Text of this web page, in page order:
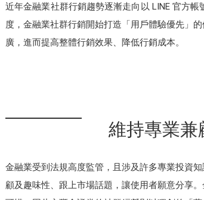
近年金融業社群行銷趨勢逐漸走向以 LINE 官方
度，金融業社群行銷開始打造「用戶體驗優先」
廣，進而提高整體行銷效果、降低行銷成本。
維持專業
金融業受到法規高度監管，且涉及許多專業投資
顧及趣味性、跟上市場話題，讓使用者願意分享